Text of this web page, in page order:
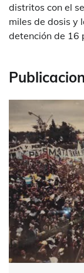
distritos con el
miles de dosis y
detención de 16